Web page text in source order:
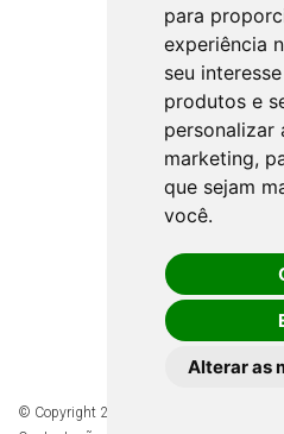
para
experiência
seu
produtos e
personalizar
marketing,
que sejam
você.
Alterar as
© Copyright 2026 - Todos os direitos